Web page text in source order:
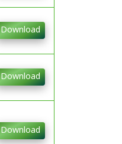
Download
Download
Download